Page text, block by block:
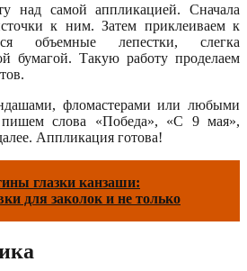
над самой аппликацией. Сначала
к ним. Затем приклеиваем к
объемные лепестки, слегка
бумагой. Такую работу проделаем
фломастерами или любыми
пишем слова «Победа», «С 9 мая»,
Аппликация готова!
глазки канзаши:
для заколок и не только